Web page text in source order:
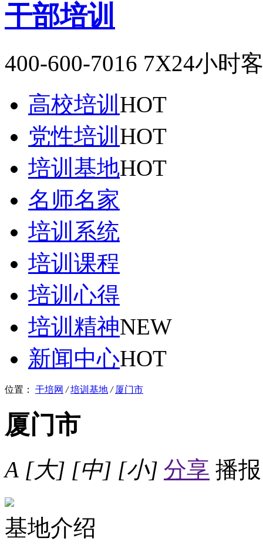
干部培训
400-600-7016 7X24小时
高校培训 HOT
党性培训 HOT
培训基地HOT
名师名家
培训系统
培训课程
培训心得
培训精神NEW
新闻中心HOT
位置： 干培网 / 培训基地 / 厦门市
厦门市
A [大] [中] [小] 分享 播报
基地介绍